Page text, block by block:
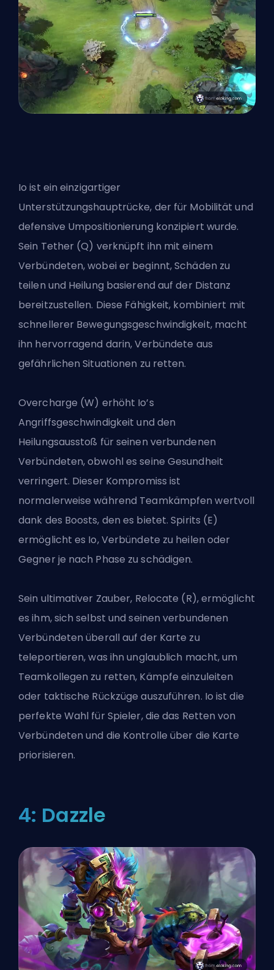
Io ist ein einzigartiger
Unterstützungshauptrücke, der für Mobilität und
defensive Umpositionierung konzipiert wurde.
Sein Tether (Q) verknüpft ihn mit einem
Verbündeten, wobei er beginnt, Schäden zu
teilen und Heilung basierend auf der Distanz
bereitzustellen. Diese Fähigkeit, kombiniert mit
schnellerer Bewegungsgeschwindigkeit, macht
ihn hervorragend darin, Verbündete aus
gefährlichen Situationen zu retten.
Overcharge (W) erhöht Io’s
Angriffsgeschwindigkeit und den
Heilungsausstoß für seinen verbundenen
Verbündeten, obwohl es seine Gesundheit
verringert. Dieser Kompromiss ist
normalerweise während Teamkämpfen wertvoll
dank des Boosts, den es bietet. Spirits (E)
ermöglicht es Io, Verbündete zu heilen oder
Gegner je nach Phase zu schädigen.
Sein ultimativer Zauber, Relocate (R), ermöglicht
es ihm, sich selbst und seinen verbundenen
Verbündeten überall auf der Karte zu
teleportieren, was ihn unglaublich macht, um
Teamkollegen zu retten, Kämpfe einzuleiten
oder taktische Rückzüge auszuführen. Io ist die
perfekte Wahl für Spieler, die das Retten von
Verbündeten und die Kontrolle über die Karte
priorisieren.
4: Dazzle